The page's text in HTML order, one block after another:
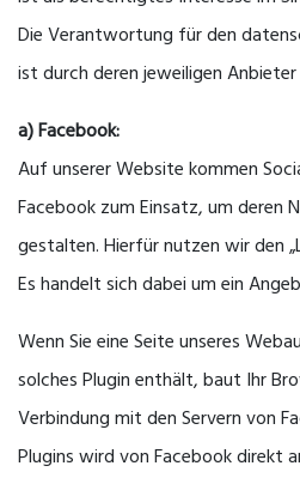
Die Verantwortung für den
ist durch deren jeweiligen
a) Facebook:
Auf unserer Website kommen
Facebook zum Einsatz, um deren
gestalten. Hierfür nutzen wir den
Es handelt sich dabei um ein
Wenn Sie eine Seite unseres
solches Plugin enthält, baut Ihr
Verbindung mit den Servern von
Plugins wird von Facebook direkt